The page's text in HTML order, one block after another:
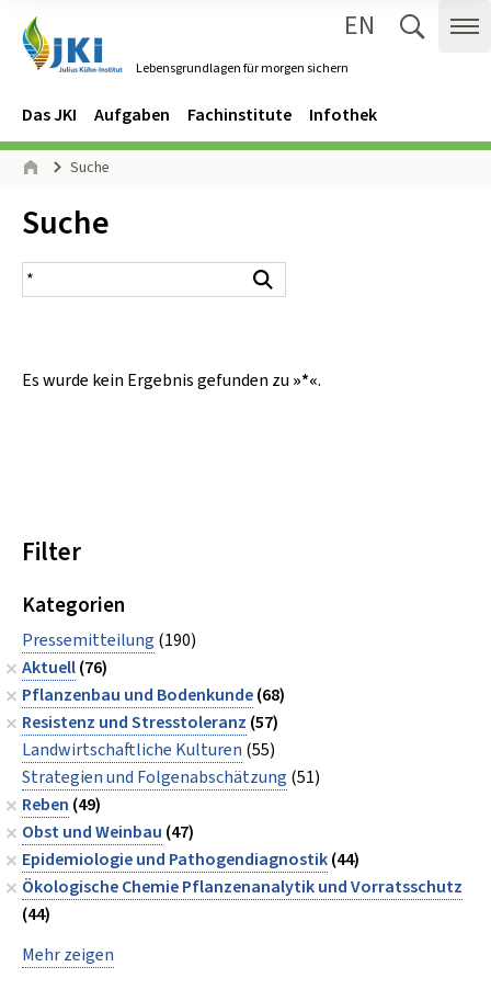
Lebensgrundlagen für morgen sichern
EN
Navigation
Hauptmenü
Das JKI Aufgaben Fachinstitute Infothek
Seitenpfad
Suche
Inhalt:
Suche
Suchergebnis
Es wurde kein Ergebnis gefunden zu »*«.
Filter
Kategorien
Pressemitteilung (190)
Aktuell(76)
Pflanzenbau und Bodenkunde(68)
Resistenz und Stresstoleranz (57)
Landwirtschaftliche Kulturen (55)
Strategien und Folgenabschätzung (51)
Reben (49)
Obst und Weinbau (47)
Epidemiologie und Pathogendiagnostik(44)
Ökologische Chemie Pflanzenanalytik und Vorratsschutz
(44)
Mehr zeigen